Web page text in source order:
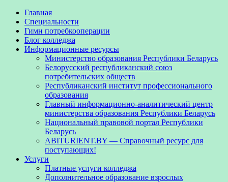
Главная
Специальности
Гимн потребкооперации
Блог колледжа
Информационные ресурсы
Министерство образования Республики Беларусь
Белорусский республиканский союз
потребительских обществ
Республиканский институт профессионального
образования
Главный информационно-аналитический центр
министерства образования Республики Беларусь
Национальный правовой портал Республики
Беларусь
ABITURIENT.BY — Справочный ресурс для
поступающих!
Услуги
Платные услуги колледжа
Дополнительное образование взрослых